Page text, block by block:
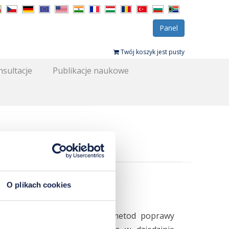
O plikach cookies
Panel
Twój koszyk jest pusty
Publikacje naukowe
czy kolejny trend
poszukuje skutecznych metod poprawy